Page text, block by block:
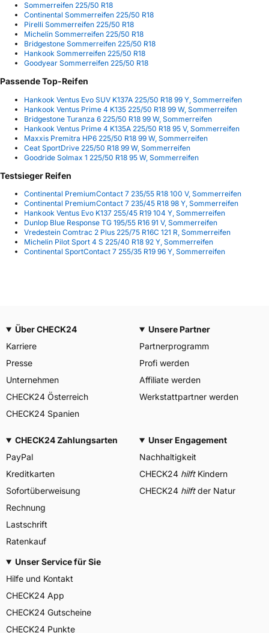
Sommerreifen 225/50 R18
Continental Sommerreifen 225/50 R18
Pirelli Sommerreifen 225/50 R18
Michelin Sommerreifen 225/50 R18
Bridgestone Sommerreifen 225/50 R18
Hankook Sommerreifen 225/50 R18
Goodyear Sommerreifen 225/50 R18
Passende Top-Reifen
Hankook Ventus Evo SUV K137A 225/50 R18 99 Y, Sommerreifen
Hankook Ventus Prime 4 K135 225/50 R18 99 W, Sommerreifen
Bridgestone Turanza 6 225/50 R18 99 W, Sommerreifen
Hankook Ventus Prime 4 K135A 225/50 R18 95 V, Sommerreifen
Maxxis Premitra HP6 225/50 R18 99 W, Sommerreifen
Ceat SportDrive 225/50 R18 99 W, Sommerreifen
Goodride Solmax 1 225/50 R18 95 W, Sommerreifen
Testsieger Reifen
Continental PremiumContact 7 235/55 R18 100 V, Sommerreifen
Continental PremiumContact 7 235/45 R18 98 Y, Sommerreifen
Hankook Ventus Evo K137 255/45 R19 104 Y, Sommerreifen
Dunlop Blue Response TG 195/55 R16 91 V, Sommerreifen
Vredestein Comtrac 2 Plus 225/75 R16C 121 R, Sommerreifen
Michelin Pilot Sport 4 S 225/40 R18 92 Y, Sommerreifen
Continental SportContact 7 255/35 R19 96 Y, Sommerreifen
Über CHECK24
Karriere
Presse
Unternehmen
CHECK24 Österreich
CHECK24 Spanien
Unsere Partner
Partnerprogramm
Profi werden
Affiliate werden
Werkstattpartner werden
CHECK24 Zahlungsarten
PayPal
Kreditkarten
Sofortüberweisung
Rechnung
Lastschrift
Ratenkauf
Unser Engagement
Nachhaltigkeit
CHECK24 hilftKindern
CHECK24 hilftder Natur
Unser Service für Sie
Hilfe und Kontakt
CHECK24 App
CHECK24 Gutscheine
CHECK24 Punkte